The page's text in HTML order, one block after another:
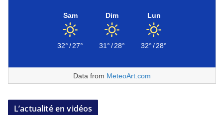
Sam
32°/27°
Dim
31°/28°
Lun
32°/28°
Data from MeteoArt.com
L’actualité en vidéos